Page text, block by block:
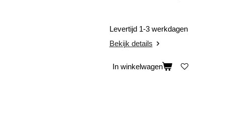
Levertijd 1-3 werkdagen
Bekijk details
In winkelwagen